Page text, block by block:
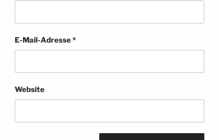
E-Mail-Adresse*
Website